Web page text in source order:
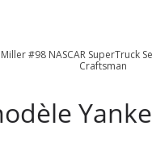
#98 NASCAR SuperTruck
Craftsman